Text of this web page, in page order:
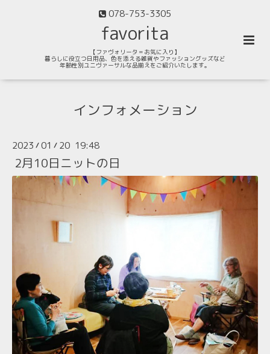
078-753-3305
favorita
【ファヴォリータ＝お気に入り】
暮らしに役立つ日用品、色を添える雑貨やファッショングッズなど
年齢性別ユニヴァーサルな品揃えをご紹介いたします。
インフォメーション
2023 /01 / 20 19:48
2月10日ニットの日